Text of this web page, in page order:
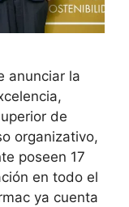
anunciar la
de
organizativo,
poseen 17
en todo el
ya cuenta